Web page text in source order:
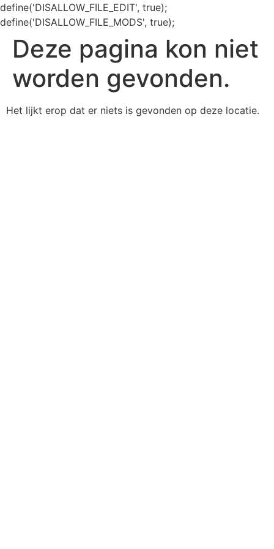
define('DISALLOW_FILE_EDIT', true);
define('DISALLOW_FILE_MODS', true);
Deze pagina kon niet
worden gevonden.
Het lijkt erop dat er niets is gevonden op deze locatie.